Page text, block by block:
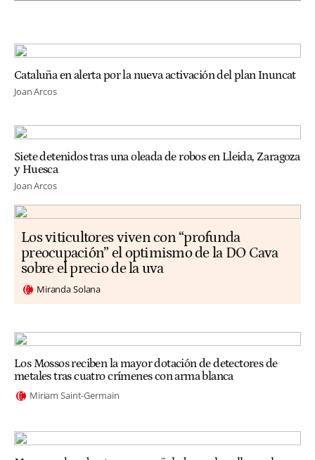
Cataluña en alerta por la nueva activación del plan Inuncat
Joan Arcos
Siete detenidos tras una oleada de robos en Lleida, Zaragoza
y Huesca
Joan Arcos
Los viticultores viven con “profunda
preocupación” el optimismo de la DO Cava
sobre el precio de la uva
Miranda Solana
Los Mossos reciben la mayor dotación de detectores de
metales tras cuatro crímenes con arma blanca
Miriam Saint-Germain